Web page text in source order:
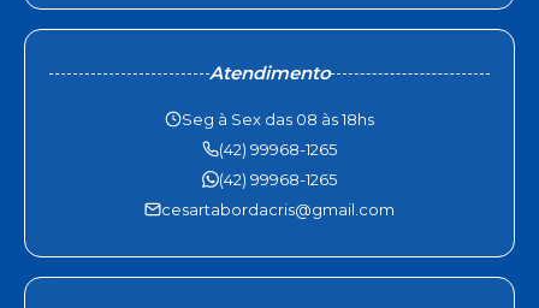
Atendimento
Seg à Sex das 08 às 18hs
(42) 99968-1265
(42) 99968-1265
cesartabordacris@gmail.com